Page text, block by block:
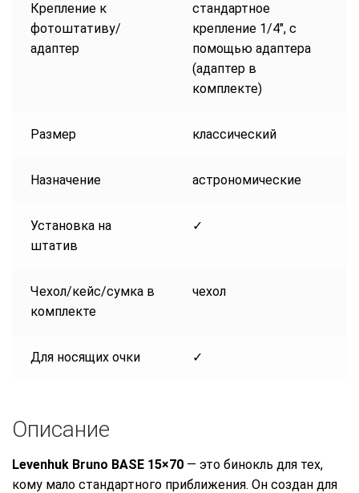
Крепление к
фотоштативу/
адаптер
стандартное
крепление 1/4″, с
помощью адаптера
(адаптер в
комплекте)
Размер классический
Назначение астрономические
Установка на
штатив
✓
Чехол/кейс/сумка в
комплекте
чехол
Для носящих очки ✓
Описание
Levenhuk Bruno BASE 15×70 — это бинокль для тех,
кому мало стандартного приближения. Он создан для